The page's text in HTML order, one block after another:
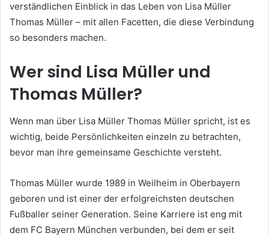
verständlichen Einblick in das Leben von Lisa Müller
Thomas Müller – mit allen Facetten, die diese Verbindung
so besonders machen.
Wer sind Lisa Müller und
Thomas Müller?
Wenn man über Lisa Müller Thomas Müller spricht, ist es
wichtig, beide Persönlichkeiten einzeln zu betrachten,
bevor man ihre gemeinsame Geschichte versteht.
Thomas Müller wurde 1989 in Weilheim in Oberbayern
geboren und ist einer der erfolgreichsten deutschen
Fußballer seiner Generation. Seine Karriere ist eng mit
dem FC Bayern München verbunden, bei dem er seit